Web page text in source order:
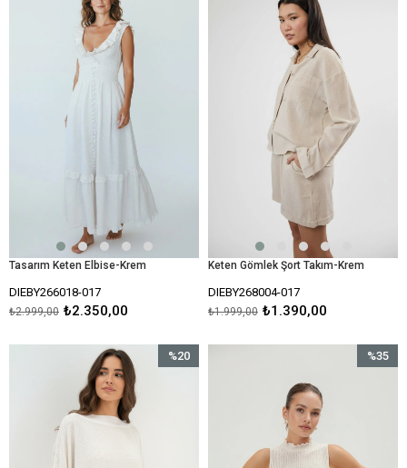
Tasarım Keten Elbise-Krem
DIEBY266018-017
₺2.350,00
₺2.999,00
Keten Gömlek Şort Takım-Krem
DIEBY268004-017
₺1.390,00
₺1.999,00
%20
%35